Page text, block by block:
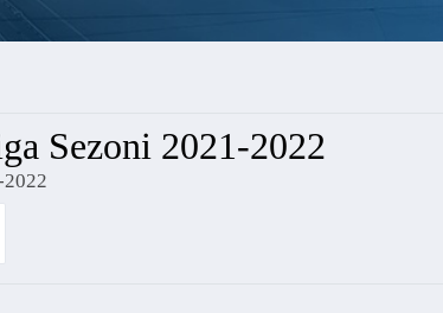
Sezoni 2021-2022
2022